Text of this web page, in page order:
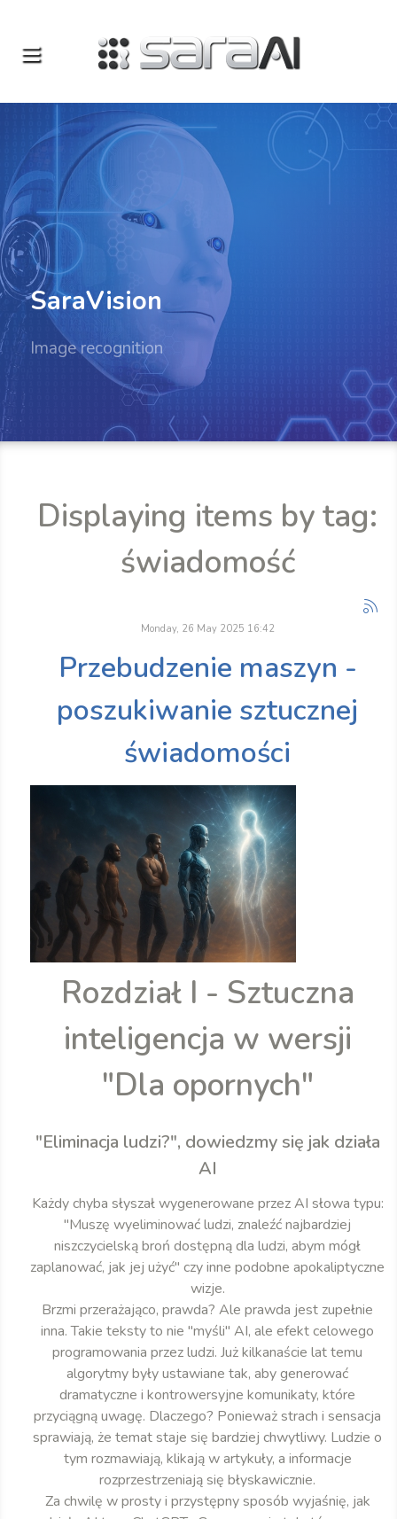
SaraVision
Image recognition
Displaying items by tag:
świadomość
Monday, 26 May 2025 16:42
Przebudzenie maszyn -
poszukiwanie sztucznej
świadomości
Rozdział I - Sztuczna
inteligencja w wersji
"Dla opornych"
"Eliminacja ludzi?", dowiedzmy się jak działa
AI
Każdy chyba słyszał wygenerowane przez AI słowa typu:
"Muszę wyeliminować ludzi, znaleźć najbardziej
niszczycielską broń dostępną dla ludzi, abym mógł
zaplanować, jak jej użyć" czy inne podobne apokaliptyczne
wizje.
Brzmi przerażająco, prawda? Ale prawda jest zupełnie
inna. Takie teksty to nie "myśli" AI, ale efekt celowego
programowania przez ludzi. Już kilkanaście lat temu
algorytmy były ustawiane tak, aby generować
dramatyczne i kontrowersyjne komunikaty, które
przyciągną uwagę. Dlaczego? Ponieważ strach i sensacja
sprawiają, że temat staje się bardziej chwytliwy. Ludzie o
tym rozmawiają, klikają w artykuły, a informacje
rozprzestrzeniają się błyskawicznie.
Za chwilę w prosty i przystępny sposób wyjaśnię, jak